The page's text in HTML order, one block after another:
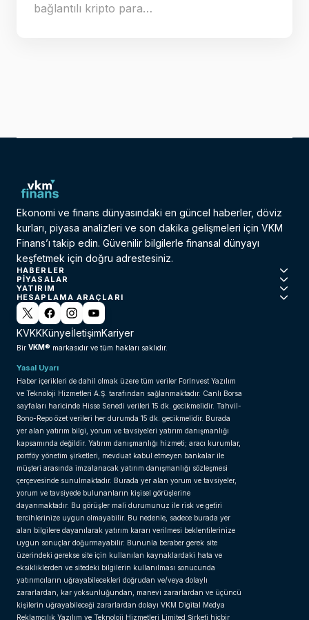
bağlantılı kripto para…
Ekonomi ve finans dünyasındaki en güncel haberler, döviz
kurları, piyasa analizleri ve son dakika gelişmeleri için VKM
Finans’ı takip edin. Güvenilir bilgilerle finansal dünyayı
keşfetmek için doğru adrestesiniz.
HABERLER
PIYASALAR
YATIRIM
HESAPLAMA ARAÇLARI
KVKKKünyeİletişimKariyer
Bir VKM® markasıdır ve tüm hakları saklıdır.
Yasal Uyarı
Haber içerikleri de dahil olmak üzere tüm veriler ForInvest Yazılım
ve Teknoloji Hizmetleri A.Ş. tarafından sağlanmaktadır. Canlı Borsa
sayfaları haricinde Hisse Senedi verileri 15 dk. gecikmelidir. Tahvil-
Bono-Repo özet verileri her durumda 15 dk. gecikmelidir. Burada
yer alan yatırım bilgi, yorum ve tavsiyeleri yatırım danışmanlığı
kapsamında değildir. Yatırım danışmanlığı hizmeti; aracı kurumlar,
portföy yönetim şirketleri, mevduat kabul etmeyen bankalar ile
müşteri arasında imzalanacak yatırım danışmanlığı sözleşmesi
çerçevesinde sunulmaktadır. Burada yer alan yorum ve tavsiyeler,
yorum ve tavsiyede bulunanların kişisel görüşlerine
dayanmaktadır. Bu görüşler mali durumunuz ile risk ve getiri
tercihlerinize uygun olmayabilir. Bu nedenle, sadece burada yer
alan bilgilere dayanılarak yatırım kararı verilmesi beklentilerinize
uygun sonuçlar doğurmayabilir. Bununla beraber gerek site
üzerindeki gerekse site için kullanılan kaynaklardaki hata ve
eksikliklerden ve sitedeki bilgilerin kullanılması sonucunda
yatırımcıların uğrayabilecekleri doğrudan ve/veya dolaylı
zararlardan, kar yoksunluğundan, manevi zararlardan ve üçüncü
kişilerin uğrayabileceği zararlardan dolayı VKM Digital Medya
Reklamcılık Yazılım ve Teknoloji Hizmetleri Limited Şirketi hiçbir